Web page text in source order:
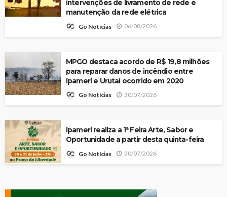
intervenções de livramento de rede e
manutenção da rede elétrica
Go Notícias 06/08/2026
MPGO destaca acordo de R$ 19,8 milhões
para reparar danos de incêndio entre
Ipameri e Urutaí ocorrido em 2020
Go Notícias 30/07/2026
Ipameri realiza a 1ª Feira Arte, Sabor e
Oportunidade a partir desta quinta-feira
Go Notícias 30/07/2026